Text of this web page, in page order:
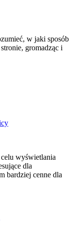
w jaki sposób
gromadząc i
wyświetlania
dla
bardziej cenne dla